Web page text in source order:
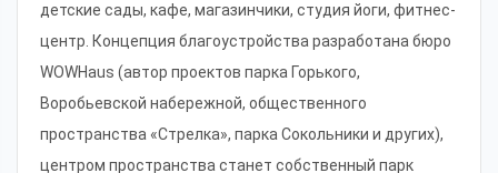
детские сады, кафе, магазинчики, студия йоги, фитнес-
центр. Концепция благоустройства разработана бюро
WOWHaus (автор проектов парка Горького,
Воробьевской набережной, общественного
пространства «Стрелка», парка Сокольники и других),
центром пространства станет собственный парк